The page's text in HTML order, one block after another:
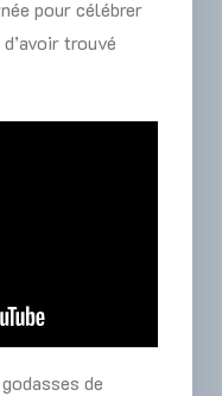
pour célébrer
trouvé
de